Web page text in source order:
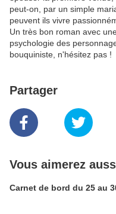
peut-on, par un simple
peuvent ils vivre
Un très bon roman avec
psychologie des
bouquiniste, n'hésitez pas !
Partager
Vous aimerez
Carnet de bord du 25 au